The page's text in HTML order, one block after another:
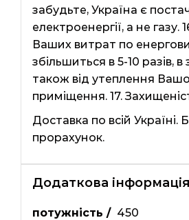
забудьте, Україна є
електроенергії, а не газу.
Ваших витрат по
збільшиться в 5-10 разів,
також від утеплення
приміщення. 17.
Доставка по всій
прорахунок.
Додаткова інформація
потужність / 450